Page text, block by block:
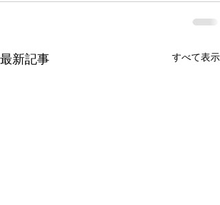
最新記事 すべて表示